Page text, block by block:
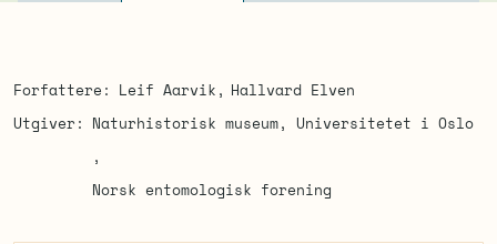
Forfattere Leif Aarvik
Hallvard Elven
Utgiver
Naturhistorisk museum, Universitetet i Oslo
Norsk entomologisk forening